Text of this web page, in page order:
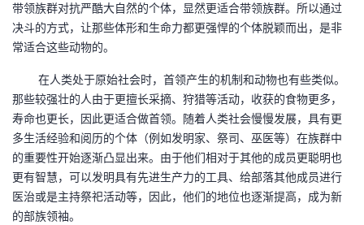
者
的
博
客
我
的
论
坛
我
的
圈
我
的
我
带领族群对抗严酷大自然的个体，显然更适合带领族群。所以通过
决斗的方式，让那些体形和生命力都更强悍的个体脱颖而出，是非
常适合这些动物的。
在人类处于原始社会时，首领产生的机制和动物也有些类似。
那些较强壮的人由于更擅长采摘、狩猎等活动，收获的食物更多，
寿命也更长，因此更适合做首领。随着人类社会慢慢发展，具有更
多生活经验和阅历的个体（例如发明家、祭司、巫医等）在族群中
的重要性开始逐渐凸显出来。由于他们相对于其他的成员更聪明也
更有智慧，可以发明具有先进生产力的工具、给部落其他成员进行
医治或是主持祭祀活动等，因此，他们的地位也逐渐提高，成为新
的部族领袖。